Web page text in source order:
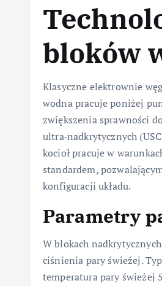
bloków
Klasyczne elektrownie
wodna pracuje poniżej
zwiększenia sprawności
ultra‑nadkrytycznych
kocioł pracuje w
standardem,
konfiguracji układu.
Parametry
W blokach
ciśnienia pary świeżej.
temperatura pary świeżej